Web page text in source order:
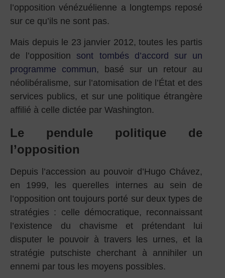
l’opposition vénézuélienne a longtemps reposé
sur ce qu’ils ne sont pas.
Mais depuis le 23 janvier 2012, toutes les partis
de l’opposition sont tombés d’accord sur un
programme commun, basé sur un retour au
néolibéralisme, sur l’atomisation de l’État et des
services publics, et sur une politique étrangère
affilié à celle dictée par Washington.
Le pendule politique de
l’opposition
Depuis l’accession au pouvoir d’Hugo Chávez,
en 1999, les querelles internes au sein de
l’opposition ont toujours porté sur deux types de
stratégies : celle démocratique, reconnaissant
l’existence du chavisme et prétendant lui
disputer le pouvoir à travers les urnes, et la
stratégie putschiste cherchant à annihiler un
ennemi par tous les moyens possibles.